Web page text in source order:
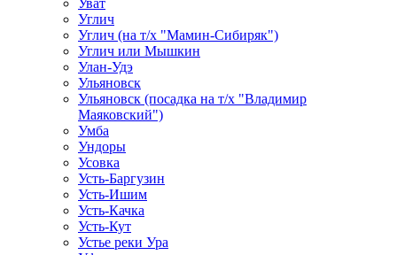
Уват
Углич
Углич (на т/х "Мамин-Сибиряк")
Углич или Мышкин
Улан-Удэ
Ульяновск
Ульяновск (посадка на т/х "Владимир
Маяковский")
Умба
Ундоры
Усовка
Усть-Баргузин
Усть-Ишим
Усть-Качка
Усть-Кут
Устье реки Ура